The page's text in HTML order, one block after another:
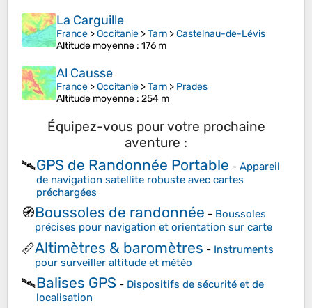
La Carguille
France >Occitanie >Tarn >Castelnau-de-Lévis
Altitude moyenne : 176 m
Al Causse
France >Occitanie >Tarn > Prades
Altitude moyenne : 254 m
Équipez-vous pour votre prochaine
aventure :
🛰️GPS de Randonnée Portable - Appareil
de navigation satellite robuste avec cartes
préchargées
🧭Boussoles de randonnée - Boussoles
précises pour navigation et orientation sur carte
📏Altimètres & baromètres - Instruments
pour surveiller altitude et météo
🛰️Balises GPS - Dispositifs de sécurité et de
localisation